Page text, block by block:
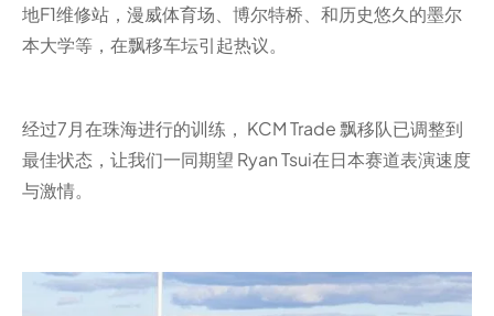
地F1维修站，漫威体育场、博尔特桥、和历史悠久的墨尔
本大学等，在飘移车坛引起热议。
经过7月在珠海进行的训练， KCM Trade 飘移队已调整到
最佳状态，让我们一同期望 Ryan Tsui在日本赛道表演速度
与激情。